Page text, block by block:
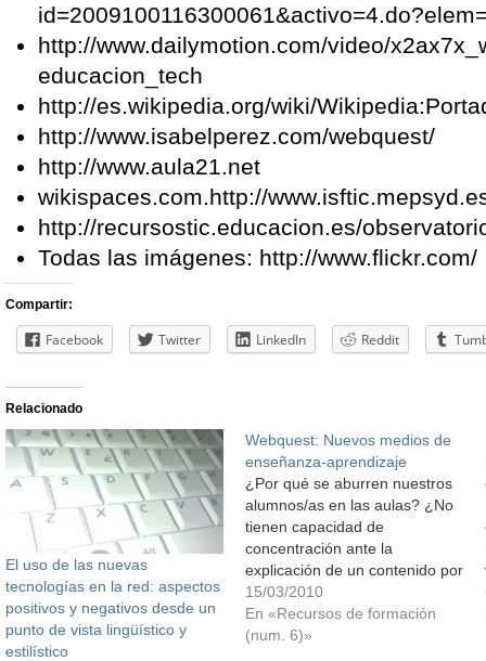
http://www.dailymotion.com/video/
educacion_tech
http://es.wikipedia.org/wiki/
http://www.isabelperez.com/webquest/
http://www.aula21.net
wikispaces.com.http://
http://recursostic.educacion.es/
Todas las imágenes: http://www.flickr.com/
Compartir:
Facebook Twitter LinkedIn Reddit
Relacionado
El uso de las nuevas
tecnologías en la red: aspectos
positivos y negativos desde un
punto de vista lingüístico y
estilístico
Webquest: Nuevos medios de
enseñanza-aprendizaje
¿Por qué se aburren nuestros
alumnos/as en las aulas? ¿No
tienen capacidad de
concentración ante la
explicación de un contenido por
parte del profesorado? ¿El
contenido es aburrido? Para
esta serie de preguntas quizás
15/03/2010
En «Recursos de formación
(num. 6)»